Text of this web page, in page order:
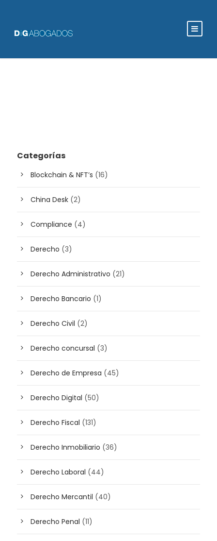
Categorías
Blockchain & NFT’s (16)
China Desk (2)
Compliance (4)
Derecho (3)
Derecho Administrativo (21)
Derecho Bancario (1)
Derecho Civil (2)
Derecho concursal (3)
Derecho de Empresa (45)
Derecho Digital (50)
Derecho Fiscal (131)
Derecho Inmobiliario (36)
Derecho Laboral (44)
Derecho Mercantil (40)
Derecho Penal (11)